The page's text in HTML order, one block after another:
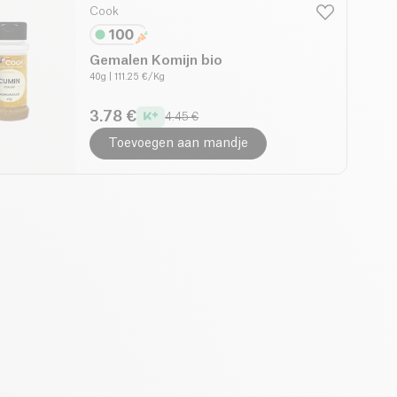
Cook
Gemalen Komijn bio
40g | 111.25 €/Kg
3.78 € 4.45 €
Toevoegen aan mandje